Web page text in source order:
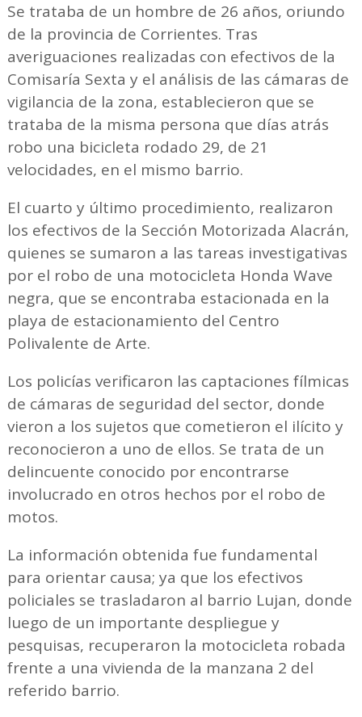
Se trataba de un hombre de 26 años, oriundo
de la provincia de Corrientes. Tras
averiguaciones realizadas con efectivos de la
Comisaría Sexta y el análisis de las cámaras de
vigilancia de la zona, establecieron que se
trataba de la misma persona que días atrás
robo una bicicleta rodado 29, de 21
velocidades, en el mismo barrio.
El cuarto y último procedimiento, realizaron
los efectivos de la Sección Motorizada Alacrán,
quienes se sumaron a las tareas investigativas
por el robo de una motocicleta Honda Wave
negra, que se encontraba estacionada en la
playa de estacionamiento del Centro
Polivalente de Arte.
Los policías verificaron las captaciones fílmicas
de cámaras de seguridad del sector, donde
vieron a los sujetos que cometieron el ilícito y
reconocieron a uno de ellos. Se trata de un
delincuente conocido por encontrarse
involucrado en otros hechos por el robo de
motos.
La información obtenida fue fundamental
para orientar causa; ya que los efectivos
policiales se trasladaron al barrio Lujan, donde
luego de un importante despliegue y
pesquisas, recuperaron la motocicleta robada
frente a una vivienda de la manzana 2 del
referido barrio.